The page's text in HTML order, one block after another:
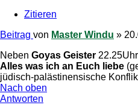
Zitieren
Beitrag von Master Windu »
Neben Goyas Geister
Alles was ich an Euch liebe
jüdisch-palästinensische
Nach oben
Antworten